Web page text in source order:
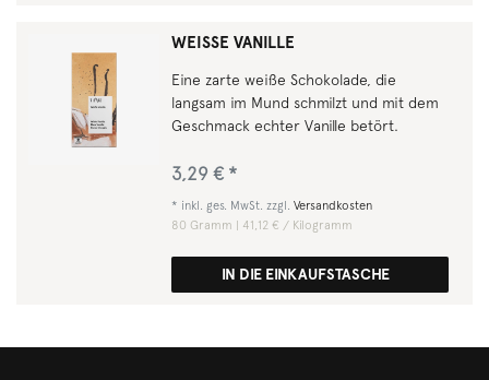
WEISSE VANILLE
Eine zarte weiße Schokolade, die
langsam im Mund schmilzt und mit dem
Geschmack echter Vanille betört.
3,29 € *
* inkl. ges. MwSt. zzgl.Versandkosten
80 Gramm | 41,12 € / Kilogramm
IN DIE EINKAUFSTASCHE